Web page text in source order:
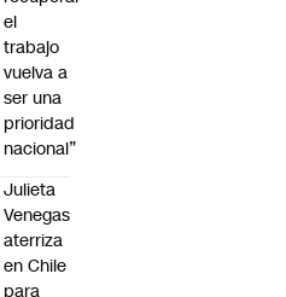
el
trabajo
vuelva a
ser una
prioridad
nacional”
Julieta
Venegas
aterriza
en Chile
para